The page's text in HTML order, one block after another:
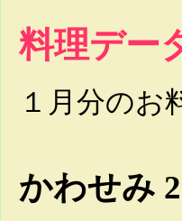
料理デー
１月分のお
かわせみ